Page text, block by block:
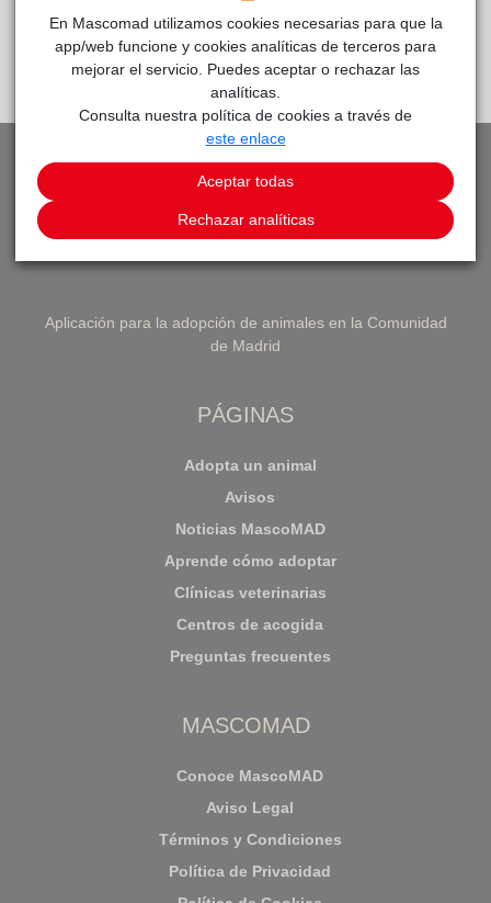
PEDIR CITA VOLVER A LISTADO DE CLÍNICAS
Aplicación para la adopción de animales en la Comunidad
de Madrid
PÁGINAS
Adopta un animal
Avisos
Noticias MascoMAD
Aprende cómo adoptar
Clínicas veterinarias
Centros de acogida
Preguntas frecuentes
MASCOMAD
Conoce MascoMAD
Aviso Legal
Términos y Condiciones
Política de Privacidad
En Mascomad utilizamos cookies necesarias para que la
app/web funcione y cookies analíticas de terceros para
mejorar el servicio. Puedes aceptar o rechazar las
analíticas.
Consulta nuestra política de cookies a través de
este enlace
Aceptar todas
Rechazar analíticas